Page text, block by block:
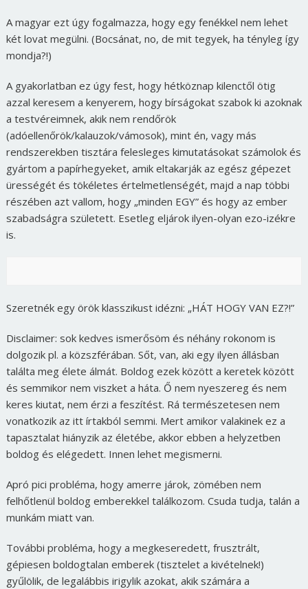
A magyar ezt úgy fogalmazza, hogy egy fenékkel nem lehet
két lovat megülni. (Bocsánat, no, de mit tegyek, ha tényleg így
mondja?!)
A gyakorlatban ez úgy fest, hogy hétköznap kilenctől ötig
azzal keresem a kenyerem, hogy bírságokat szabok ki azoknak
a testvéreimnek, akik nem rendőrök
(adóellenőrök/kalauzok/vámosok), mint én, vagy más
rendszerekben tisztára felesleges kimutatásokat számolok és
gyártom a papírhegyeket, amik eltakarják az egész gépezet
ürességét és tökéletes értelmetlenségét, majd a nap többi
részében azt vallom, hogy „minden EGY” és hogy az ember
szabadságra született. Esetleg eljárok ilyen-olyan ezo-izékre
is.
Szeretnék egy örök klasszikust idézni: „HÁT HOGY VAN EZ?!”
Disclaimer: sok kedves ismerősöm és néhány rokonom is
dolgozik pl. a közszférában. Sőt, van, aki egy ilyen állásban
találta meg élete álmát. Boldog ezek között a keretek között
és semmikor nem viszket a háta. Ő nem nyeszereg és nem
keres kiutat, nem érzi a feszítést. Rá természetesen nem
vonatkozik az itt írtakból semmi. Mert amikor valakinek ez a
tapasztalat hiányzik az életébe, akkor ebben a helyzetben
boldog és elégedett. Innen lehet megismerni.
Apró pici probléma, hogy amerre járok, zömében nem
felhőtlenül boldog emberekkel találkozom. Csuda tudja, talán a
munkám miatt van.
További probléma, hogy a megkeseredett, frusztrált,
gépiesen boldogtalan emberek (tisztelet a kivételnek!)
gyűlölik, de legalábbis irigylik azokat, akik számára a